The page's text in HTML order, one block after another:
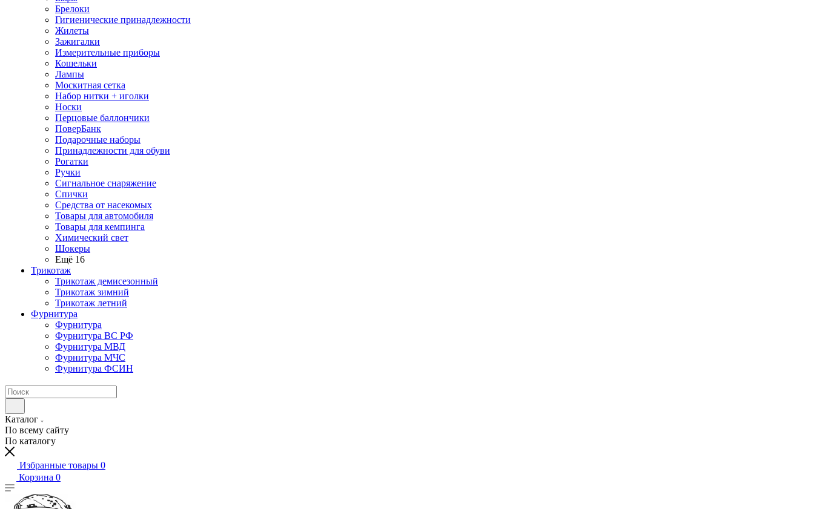
Брелоки
Гигиенические принадлежности
Жилеты
Зажигалки
Измерительные приборы
Кошельки
Лампы
Москитная сетка
Набор нитки + иголки
Носки
Перцовые баллончики
ПоверБанк
Подарочные наборы
Принадлежности для обуви
Рогатки
Ручки
Сигнальное снаряжение
Спички
Средства от насекомых
Товары для автомобиля
Товары для кемпинга
Химический свет
Шокеры
Ещё 16
Трикотаж
Трикотаж демисезонный
Трикотаж зимний
Трикотаж летний
Фурнитура
Фурнитура
Фурнитура ВС РФ
Фурнитура МВД
Фурнитура МЧС
Фурнитура ФСИН
Каталог
По всему сайту
По каталогу
Избранные товары 0
Корзина 0